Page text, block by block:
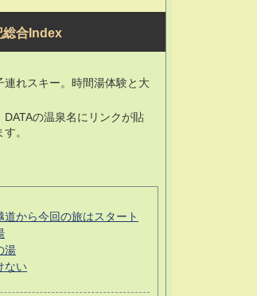
総合Index
れスキー。時間湯体験と大
の温泉名にリンクが貼
。
から今回の旅はスタート
湯
ない